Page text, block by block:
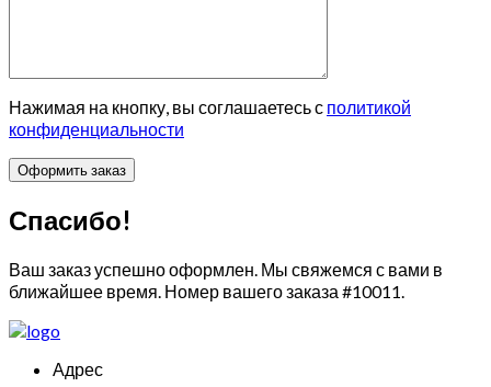
Нажимая на кнопку, вы соглашаетесь с политикой
конфиденциальности
Спасибо!
Ваш заказ успешно оформлен. Мы свяжемся с вами в
ближайшее время. Номер вашего заказа #10011.
Адрес